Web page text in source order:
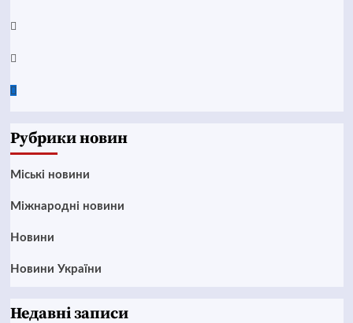
Instagram
Twitter
Google
Рубрики новин
Mіські новини
Міжнародні новини
Новини
Новини України
Недавні записи